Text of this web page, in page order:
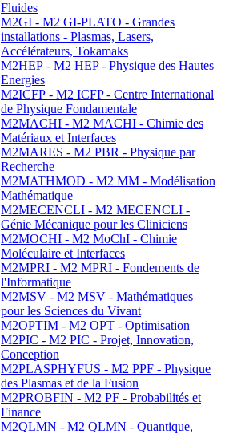
Fluides
M2GI - M2 GI-PLATO - Grandes
installations - Plasmas, Lasers,
Accélérateurs, Tokamaks
M2HEP - M2 HEP - Physique des Hautes
Energies
M2ICFP - M2 ICFP - Centre International
de Physique Fondamentale
M2MACHI - M2 MACHI - Chimie des
Matériaux et Interfaces
M2MARES - M2 PBR - Physique par
Recherche
M2MATHMOD - M2 MM - Modélisation
Mathématique
M2MECENCLI - M2 MECENCLI -
Génie Mécanique pour les Cliniciens
M2MOCHI - M2 MoChI - Chimie
Moléculaire et Interfaces
M2MPRI - M2 MPRI - Fondements de
l'Informatique
M2MSV - M2 MSV - Mathématiques
pour les Sciences du Vivant
M2OPTIM - M2 OPT - Optimisation
M2PIC - M2 PIC - Projet, Innovation,
Conception
M2PLASPHYFUS - M2 PPF - Physique
des Plasmas et de la Fusion
M2PROBFIN - M2 PF - Probabilités et
Finance
M2QLMN - M2 QLMN - Quantique,